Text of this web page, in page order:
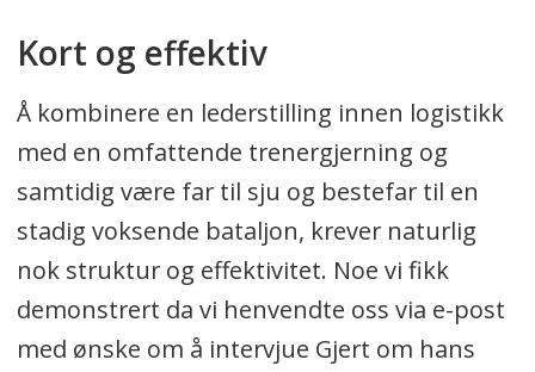
Kort og effektiv
Å kombinere en lederstilling innen logistikk
med en omfattende trenergjerning og
samtidig være far til sju og bestefar til en
stadig voksende bataljon, krever naturlig
nok struktur og effektivitet. Noe vi fikk
demonstrert da vi henvendte oss via e-post
med ønske om å intervjue Gjert om hans